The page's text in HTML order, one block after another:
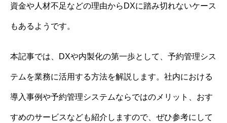
資金や人材不足などの理由からDXに踏み切れないケース
もあるようです。
本記事では、DXや内製化の第一歩として、予約管理シス
テムを業務に活用する方法を解説します。社内における
導入事例や予約管理システムならではのメリット、おす
すめのサービスなども紹介しますので、ぜひ参考にして